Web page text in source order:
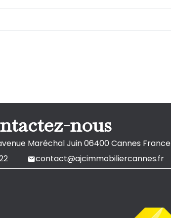
nous
Maréchal Juin06400 Cannes France
contact@ajcimmobiliercannes.fr